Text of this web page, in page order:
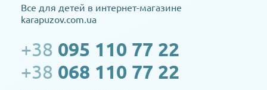
Все для детей в интернет-магазине
karapuzov.com.ua
+38 095 110 77 22
+38 068 110 77 22